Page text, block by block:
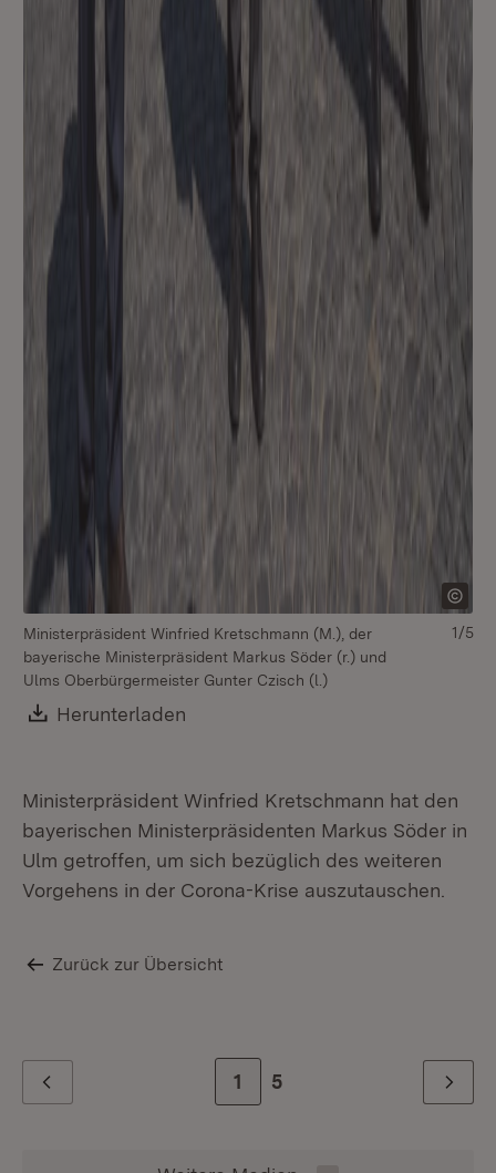
Ministerpräsident Winfried Kretschmann (M.), der
bayerische Ministerpräsident Markus Söder (r.) und
Ulms Oberbürgermeister Gunter Czisch (l.)
Download:
Herunterladen
1/5
Ministerpräsident Winfried Kretschmann hat den
bayerischen Ministerpräsidenten Markus Söder in
Ulm getroffen, um sich bezüglich des weiteren
Vorgehens in der Corona-Krise auszutauschen.
Zurück zur Übersicht
Zur Seite
1 Zur letzten Seite
5 Weiter